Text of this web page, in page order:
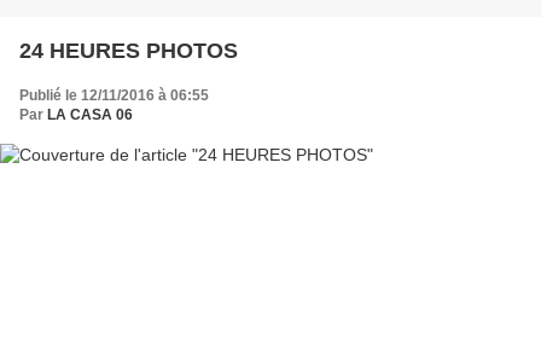
24 HEURES PHOTOS
Publié le 12/11/2016 à 06:55
Par LA CASA 06